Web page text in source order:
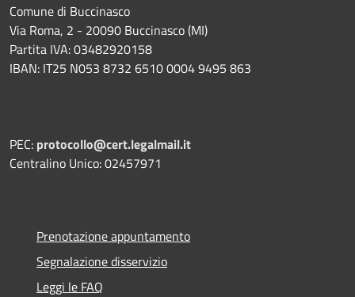
Comune di Buccinasco
Via Roma, 2 - 20090 Buccinasco (MI)
Partita IVA: 03482920158
IBAN: IT25 N053 8732 6510 0004 9495 863
PEC: protocollo@cert.legalmail.it
Centralino Unico: 02457971
Prenotazione appuntamento
Segnalazione disservizio
Leggi le FAQ